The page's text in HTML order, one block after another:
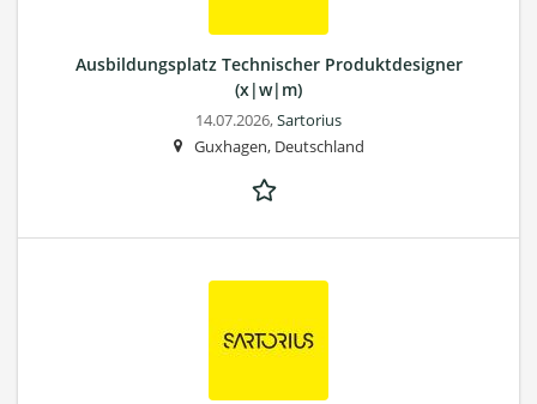
Ausbildungsplatz Technischer Produktdesigner
(x|w|m)
14.07.2026,Sartorius
Guxhagen, Deutschland